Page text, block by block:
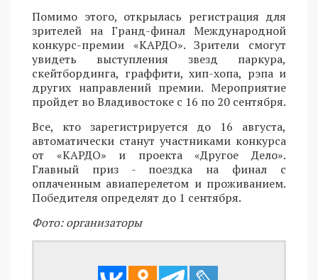
Помимо этого, открылась регистрация для
зрителей на Гранд-финал Международной
конкурс-премии «КАРДО». Зрители смогут
увидеть выступления звезд паркура,
скейтбординга, граффити, хип-хопа, рэпа и
других направлений премии. Мероприятие
пройдет во Владивостоке с 16 по 20 сентября.
Все, кто зарегистрируется до 16 августа,
автоматически станут участниками конкурса
от «КАРДО» и проекта «Другое Дело».
Главный приз - поездка на финал с
оплаченным авиаперелетом и проживанием.
Победителя определят до 1 сентября.
Фото: организаторы